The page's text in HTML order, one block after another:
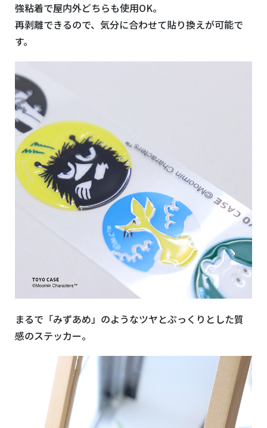
強粘着で屋内外どちらも使用OK。
再剥離できるので、気分に合わせて貼り換えが可能で
す。
まるで「みずあめ」のようなツヤとぷっくりとした質
感のステッカー。